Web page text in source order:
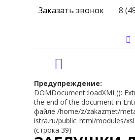
Предупреждение:
DOMDocument::loadXML():
the end of the document in
файле /home/z/zakazmet/
istra.ru/public_html/modules/
(строка 39)
Заказать звонок 8